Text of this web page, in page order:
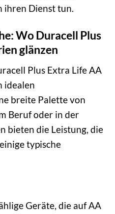
ihren Dienst tun.
Wo Duracell Plus
glänzen
Plus Extra Life AA
idealen
breite Palette von
Beruf oder in der
bieten die Leistung, die
typische
Geräte, die auf AA